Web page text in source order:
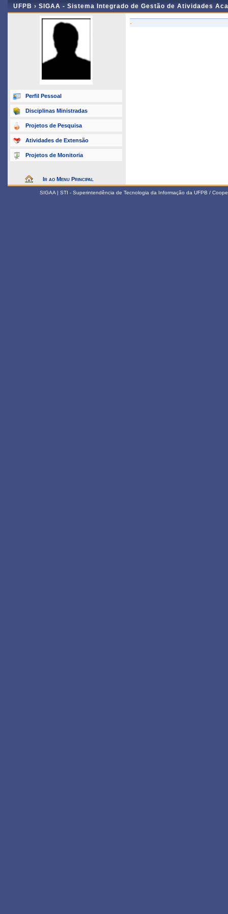
UFPB › SIGAA - Sistema Integrado de Gestão de Atividades
Perfil Pessoal
Disciplinas Ministradas
Projetos de Pesquisa
Atividades de Extensão
Projetos de Monitoria
Ir ao Menu Principal
-
SIGAA | STI - Superintendência de Tecnologia da Informação da UFPB /